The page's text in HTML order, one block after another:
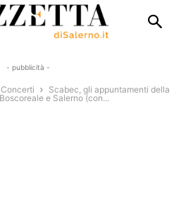
- pubblicità -
Concerti
Scabec, gli appuntamenti della
e Salerno (con...